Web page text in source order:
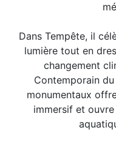
Dans Tempête, il
lumière tout en
changement
Contemporain
monumentaux
immersif et